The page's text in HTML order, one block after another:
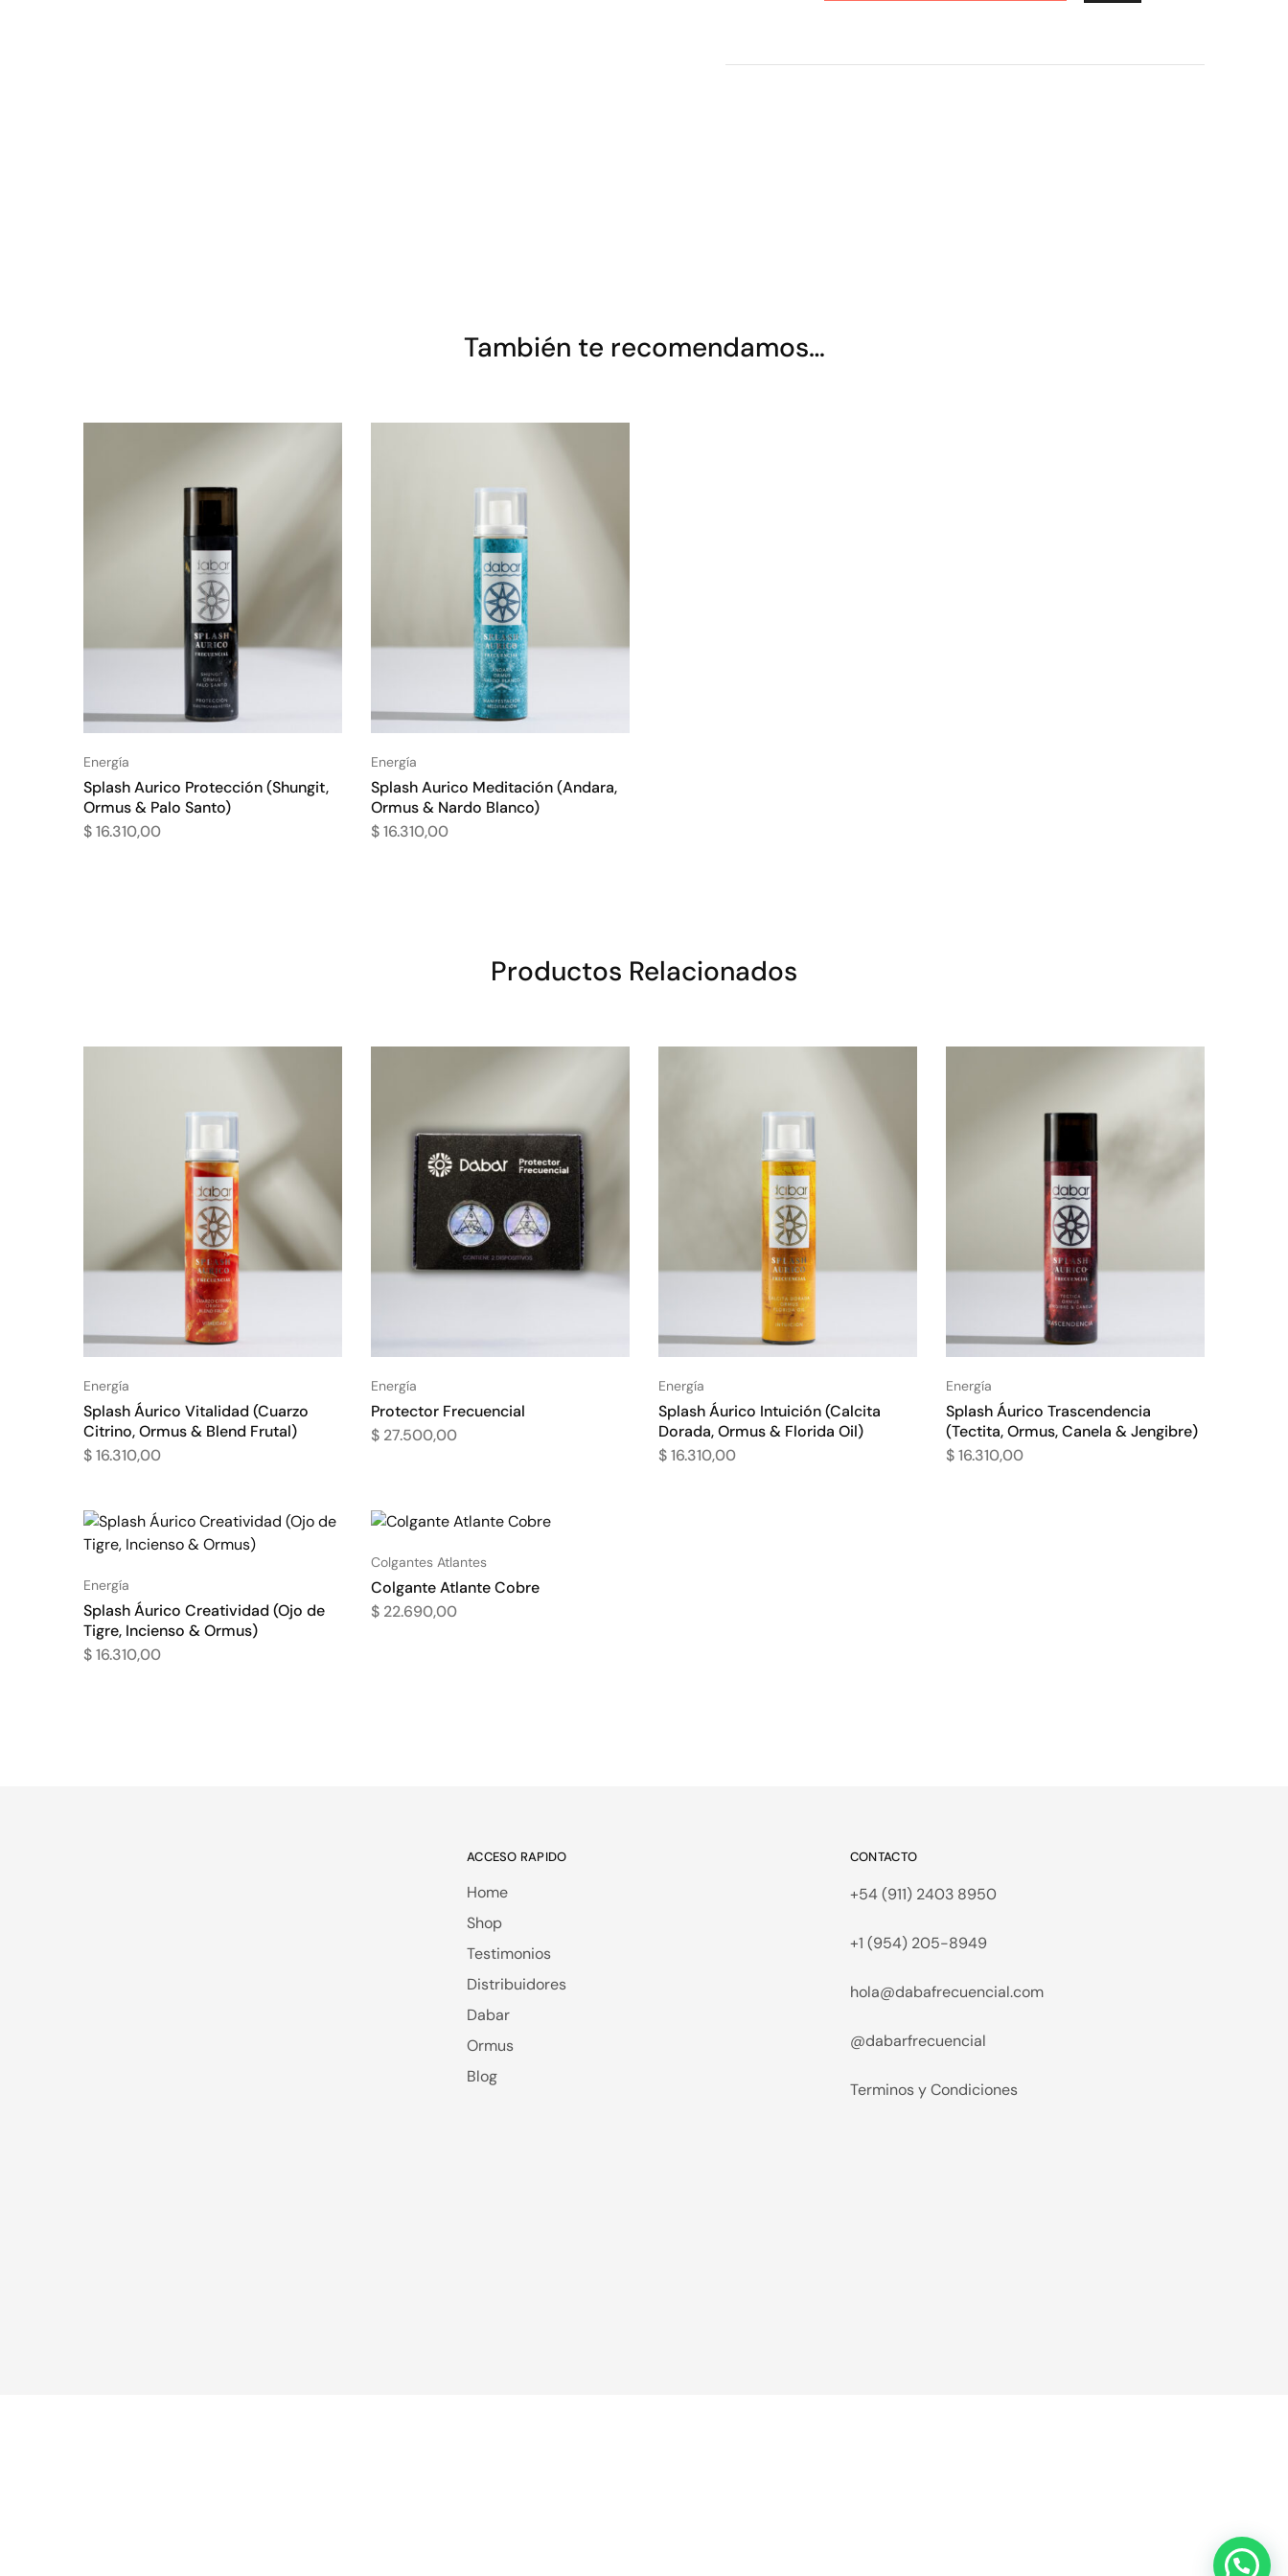
También te recomendamos…
Energía
Splash Aurico Protección (Shungit,
Ormus & Palo Santo)
$16.310,00
Energía
Splash Aurico Meditación (Andara,
Ormus & Nardo Blanco)
$16.310,00
Productos Relacionados
Energía
Splash Áurico Vitalidad (Cuarzo
Citrino, Ormus & Blend Frutal)
$16.310,00
Energía
Protector Frecuencial
$ 27.500,00
Energía
Splash Áurico Intuición (Calcita
Dorada, Ormus & Florida Oil)
$16.310,00
Energía
Splash Áurico Trascendencia
(Tectita, Ormus, Canela & Jengibre)
$16.310,00
Energía
Splash Áurico Creatividad (Ojo de
Tigre, Incienso & Ormus)
$16.310,00
Colgantes Atlantes
Colgante Atlante Cobre
$ 22.690,00
ACCESO RAPIDO
Home
Shop
Testimonios
Distribuidores
Dabar
Ormus
Blog
CONTACTO
+54 (911) 2403 8950
+1 (954) 205-8949
hola@dabafrecuencial.com
@dabarfrecuencial
Terminos y Condiciones